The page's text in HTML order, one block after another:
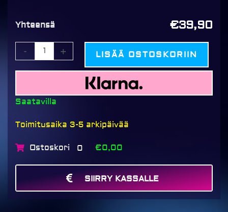
Yhteensä €39,90
- + LISÄÄ OSTOSKORIIN
Saatavilla
Toimitusaika 3-5 arkipäivää
Ostoskori 0 €0,00
SIIRRY KASSALLE